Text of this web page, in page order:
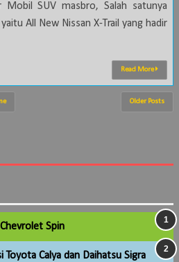
SUV masbro, Salah satunya
All New Nissan X-Trail yang hadir
Read More
Older Posts
Spin
Toyota Calya dan Daihatsu Sigra